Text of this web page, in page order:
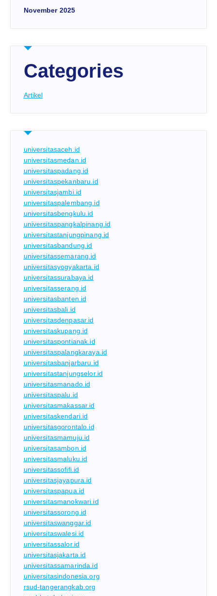
November 2025
Categories
Artikel
universitasaceh.id
universitasmedan.id
universitaspadang.id
universitaspekanbaru.id
universitasjambi.id
universitaspalembang.id
universitasbengkulu.id
universitaspangkalpinang.id
universitastanjungpinang.id
universitasbandung.id
universitassemarang.id
universitasyogyakarta.id
universitassurabaya.id
universitasserang.id
universitasbanten.id
universitasbali.id
universitasdenpasar.id
universitaskupang.id
universitaspontianak.id
universitaspalangkaraya.id
universitasbanjarbaru.id
universitastanjungselor.id
universitasmanado.id
universitaspalu.id
universitasmakassar.id
universitaskendari.id
universitasgorontalo.id
universitasmamuju.id
universitasambon.id
universitasmaluku.id
universitassofifi.id
universitasjayapura.id
universitaspapua.id
universitasmanokwari.id
universitassorong.id
universitaswanggar.id
universitaswalesi.id
universitassalor.id
universitasjakarta.id
universitassamarinda.id
universitasindonesia.org
rsud-tangerangkab.org